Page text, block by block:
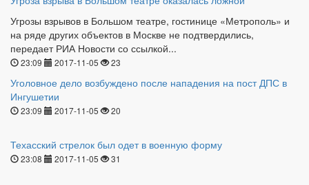
Угрозы взрывов в Большом театре, гостинице «Метрополь» и
на ряде других объектов в Москве не подтвердились,
передает РИА Новости со ссылкой...
23:09 2017-11-05 23
Уголовное дело возбуждено после нападения на пост ДПС в
Ингушетии
23:09 2017-11-05 20
Техасский стрелок был одет в военную форму
23:08 2017-11-05 31